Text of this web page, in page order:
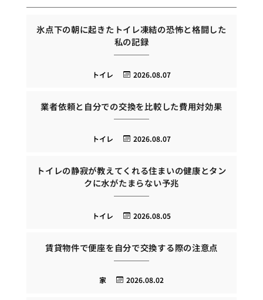
氷点下の朝に起きたトイレ凍結の恐怖と格闘した
私の記録
2026.08.07
トイレ
業者依頼と自分での交換を比較した費用対効果
2026.08.07
トイレ
トイレの静寂が教えてくれる住まいの健康とタン
クに水がたまらない予兆
2026.08.05
トイレ
賃貸物件で便座を自分で交換する際の注意点
2026.08.02
家